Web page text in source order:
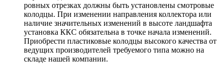
ровных отрезках должны быть установлены смотровые
колодцы. При изменении направления коллектора или
наличие значительных изменений в высоте ландшафта
установка ККС обязательна в точке начала изменений.
Приобрести пластиковые колодцы высокого качества от
ведущих производителей требуемого типа можно на
складе нашей компании.